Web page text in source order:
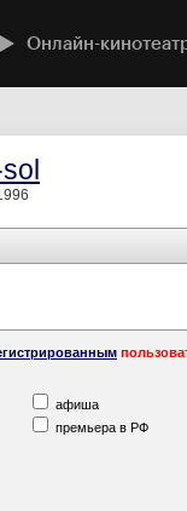
Онлайн-
афиша
премьера в РФ